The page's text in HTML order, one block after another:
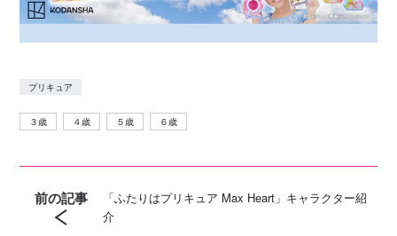
プリキュア
３歳 ４歳 ５歳 ６歳
前の記事
「ふたりはプリキュア Max Heart」キャラクター紹
介